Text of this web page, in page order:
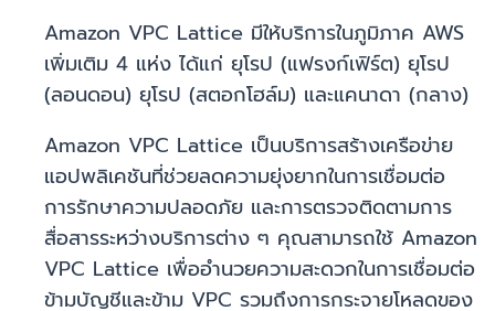
Amazon VPC Lattice มีให้บริการในภูมิภาค AWS
เพิ่มเติม 4 แห่ง ได้แก่ ยุโรป (แฟรงก์เฟิร์ต) ยุโรป
(ลอนดอน) ยุโรป (สตอกโฮล์ม) และแคนาดา (กลาง)
Amazon VPC Lattice เป็นบริการสร้างเครือข่าย
แอปพลิเคชันที่ช่วยลดความยุ่งยากในการเชื่อมต่อ
การรักษาความปลอดภัย และการตรวจติดตามการ
สื่อสารระหว่างบริการต่าง ๆ คุณสามารถใช้ Amazon
VPC Lattice เพื่ออำนวยความสะดวกในการเชื่อมต่อ
ข้ามบัญชีและข้าม VPC รวมถึงการกระจายโหลดของ